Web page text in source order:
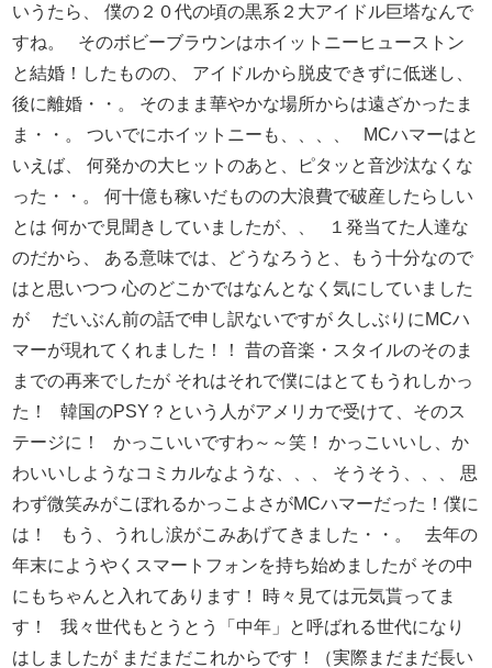
いうたら、
僕の２０代の頃の黒系２大アイドル巨塔なんで
すね。
そのボビーブラウンはホイットニーヒューストン
と結婚！したものの、
アイドルから脱皮できずに低迷し、
後に離婚・・。
そのまま華やかな場所からは遠ざかったま
ま・・。
ついでにホイットニーも、、、、
MCハマーはと
いえば、
何発かの大ヒットのあと、ピタッと音沙汰なくな
った・・。
何十億も稼いだものの大浪費で破産したらしい
とは 何かで見聞きしていましたが、、
１発当てた人達な
のだから、
ある意味では、どうなろうと、もう十分なので
はと思いつつ 心のどこかではなんとなく気にしていました
が
だいぶん前の話で申し訳ないですが 久しぶりにMCハ
マーが現れてくれました！！
昔の音楽・スタイルのそのま
までの再来でしたが それはそれで僕にはとてもうれしかっ
た！
韓国のPSY？という人がアメリカで受けて、そのス
テージに！
かっこいいですわ～～笑！
かっこいいし、か
わいいしようなコミカルなような、、、
そうそう、、、
思
わず微笑みがこぼれるかっこよさがMCハマーだった！僕に
は！
もう、うれし涙がこみあげてきました・・。
去年の
年末にようやくスマートフォンを持ち始めましたが その中
にもちゃんと入れてあります！
時々見ては元気貰ってま
す！
我々世代もとうとう「中年」と呼ばれる世代になり
はしましたが まだまだこれからです！（実際まだまだ長い